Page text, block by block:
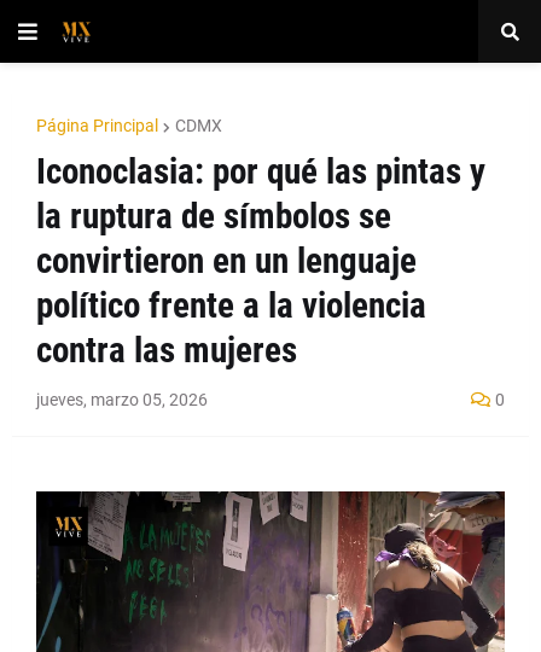
Página Principal CDMX
Iconoclasia: por qué las pintas y
la ruptura de símbolos se
convirtieron en un lenguaje
político frente a la violencia
contra las mujeres
jueves, marzo 05, 2026 0